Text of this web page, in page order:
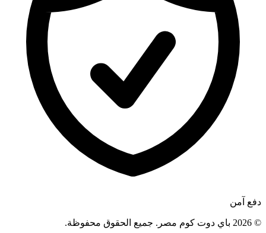
دفع آمن
©
2026 باي دوت كوم مصر . جميع الحقوق محفوظة.